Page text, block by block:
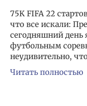
75K FIFA 22
что все искали:
сегодняшний
футбольным
неудивительно,
Читать полностью